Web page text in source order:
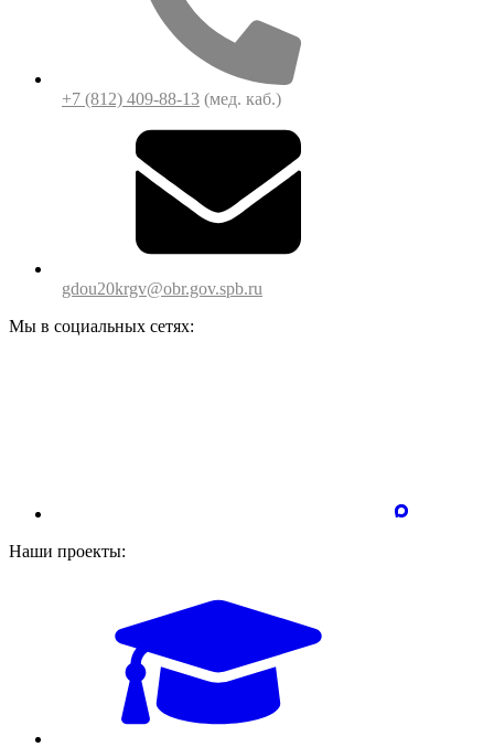
+7 (812) 409-88-13 (мед. каб.)
gdou20krgv@obr.gov.spb.ru
Мы в социальных сетях:
Наши проекты: